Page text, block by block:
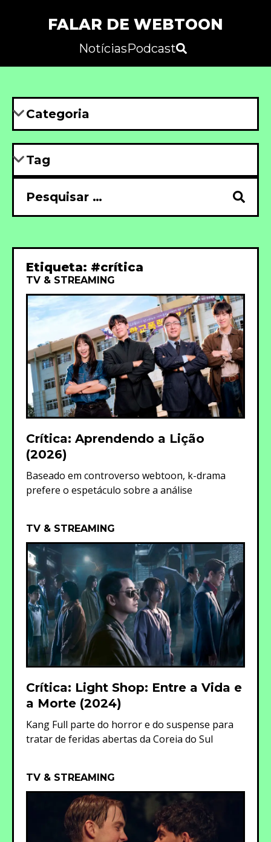
FALAR DE WEBTOON
NotíciasPodcast
Etiqueta: #crítica
TV & STREAMING
Crítica: Aprendendo a Lição
(2026)
Baseado em controverso webtoon, k-drama
prefere o espetáculo sobre a análise
TV & STREAMING
Crítica: Light Shop: Entre a Vida e
a Morte (2024)
Kang Full parte do horror e do suspense para
tratar de feridas abertas da Coreia do Sul
TV & STREAMING